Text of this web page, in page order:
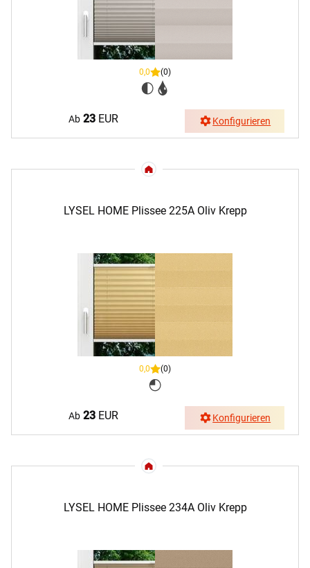
0,0 (0)
Ab 23 EUR Konfigurieren
LYSEL HOME Plissee 225A Oliv Krepp
0,0 (0)
Ab 23 EUR Konfigurieren
LYSEL HOME Plissee 234A Oliv Krepp